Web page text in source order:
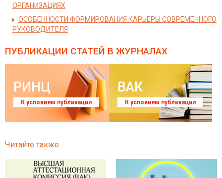
ОРГАНИЗАЦИЯХ
ОСОБЕННОСТИ ФОРМИРОВАНИЯ КАРЬЕРЫ СОВРЕМЕННОГО
РУКОВОДИТЕЛЯ
ПУБЛИКАЦИИ СТАТЕЙ В ЖУРНАЛАХ
РИНЦ
К условиям публикации
ВАК
К условиям публикации
Читайте также